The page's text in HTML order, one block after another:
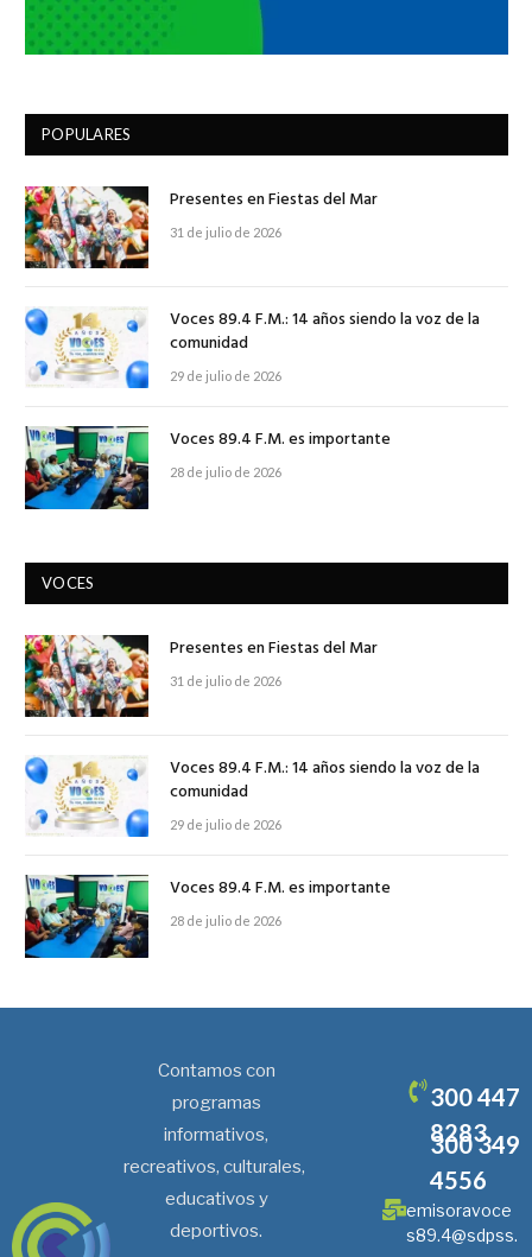
POPULARES
Presentes en Fiestas del Mar
31 de julio de 2026
Voces 89.4 F.M.: 14 años siendo la voz de la
comunidad
29 de julio de 2026
Voces 89.4 F.M. es importante
28 de julio de 2026
VOCES
Presentes en Fiestas del Mar
31 de julio de 2026
Voces 89.4 F.M.: 14 años siendo la voz de la
comunidad
29 de julio de 2026
Voces 89.4 F.M. es importante
28 de julio de 2026
Contamos con
programas
informativos,
recreativos, culturales,
educativos y
deportivos.
300 447
8283
300 349
4556
emisoravoce
s89.4@sdpss.